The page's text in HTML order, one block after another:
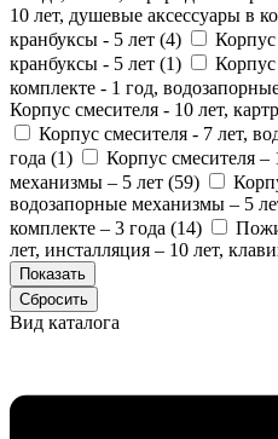
10 лет, душевые аксессуары в
кранбуксы - 5 лет (4)
кранбуксы - 5 лет (1)
Корпус
комплекте - 1 год,
Корпус смесителя - 10 лет,
Корпус смесителя - 7 лет,
года (1)
Корпус смесителя –
механизмы – 5 лет (59)
водозапорные механизмы – 5
комплекте – 3 года (14)
лет, инсталляция – 10 лет,
Вид каталога